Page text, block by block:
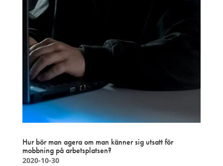
Hur bör man agera om man känner sig utsatt för
mobbning på arbetsplatsen?
2020-10-30